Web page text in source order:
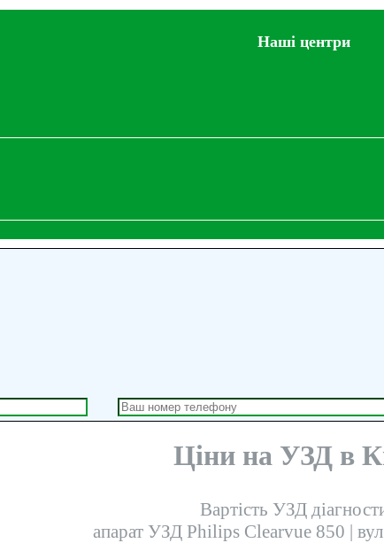
Наші центри
Ціни на УЗД в
Вартість УЗД
апарат УЗД Philips Clearvue 850 |